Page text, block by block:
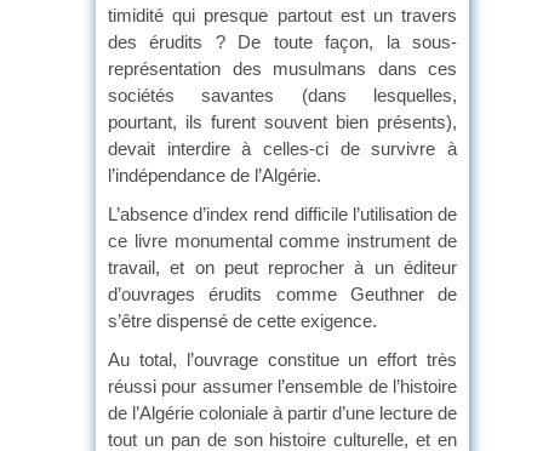
timidité qui presque partout est un travers
des érudits ? De toute façon, la sous-
représentation des musulmans dans ces
sociétés savantes (dans lesquelles,
pourtant, ils furent souvent bien présents),
devait interdire à celles-ci de survivre à
l’indépendance de l’Algérie.
L’absence d’index rend difficile l’utilisation de
ce livre monumental comme instrument de
travail, et on peut reprocher à un éditeur
d’ouvrages érudits comme Geuthner de
s’être dispensé de cette exigence.
Au total, l’ouvrage constitue un effort très
réussi pour assumer l’ensemble de l’histoire
de l’Algérie coloniale à partir d’une lecture de
tout un pan de son histoire culturelle, et en